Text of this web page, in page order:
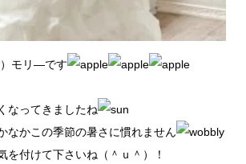
モリ―です
なってきましたね
なかこの季節の暑さに慣れません
を付けて下さいね（＾ｕ＾）！